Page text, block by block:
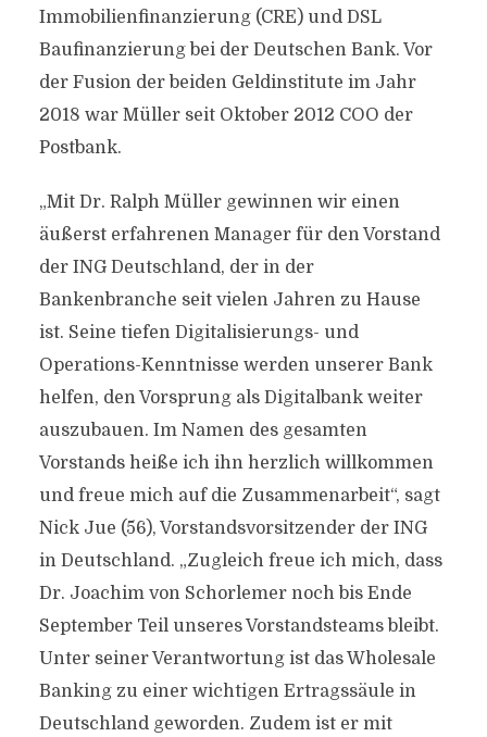
Immobilienfinanzierung (CRE) und DSL
Baufinanzierung bei der Deutschen Bank. Vor
der Fusion der beiden Geldinstitute im Jahr
2018 war Müller seit Oktober 2012 COO der
Postbank.
„Mit Dr. Ralph Müller gewinnen wir einen
äußerst erfahrenen Manager für den Vorstand
der ING Deutschland, der in der
Bankenbranche seit vielen Jahren zu Hause
ist. Seine tiefen Digitalisierungs- und
Operations-Kenntnisse werden unserer Bank
helfen, den Vorsprung als Digitalbank weiter
auszubauen. Im Namen des gesamten
Vorstands heiße ich ihn herzlich willkommen
und freue mich auf die Zusammenarbeit“, sagt
Nick Jue (56), Vorstandsvorsitzender der ING
in Deutschland. „Zugleich freue ich mich, dass
Dr. Joachim von Schorlemer noch bis Ende
September Teil unseres Vorstandsteams bleibt.
Unter seiner Verantwortung ist das Wholesale
Banking zu einer wichtigen Ertragssäule in
Deutschland geworden. Zudem ist er mit